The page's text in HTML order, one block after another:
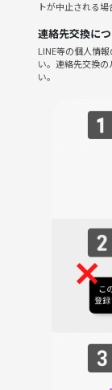
・他の参加者が不
・ビジネス、ネッ
・酔っ払いすぎて
上記をお守りいただ
金も行いませんの
トが中止される
連絡先交換に
LINE等の個人情
い。連絡先交換
い。